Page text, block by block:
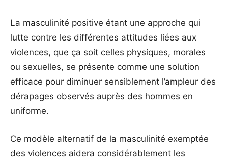
La masculinité positive étant une approche qui
lutte contre les différentes attitudes liées aux
violences, que ça soit celles physiques, morales
ou sexuelles, se présente comme une solution
efficace pour diminuer sensiblement l’ampleur des
dérapages observés auprès des hommes en
uniforme.
Ce modèle alternatif de la masculinité exemptée
des violences aidera considérablement les